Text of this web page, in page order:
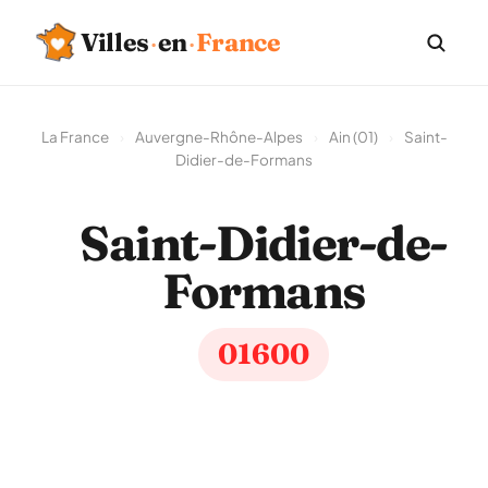
Villes·en·France
La France Auvergne-Rhône-Alpes Ain (01)
Saint-
Didier-de-Formans
Saint-Didier-de-
Formans
01600